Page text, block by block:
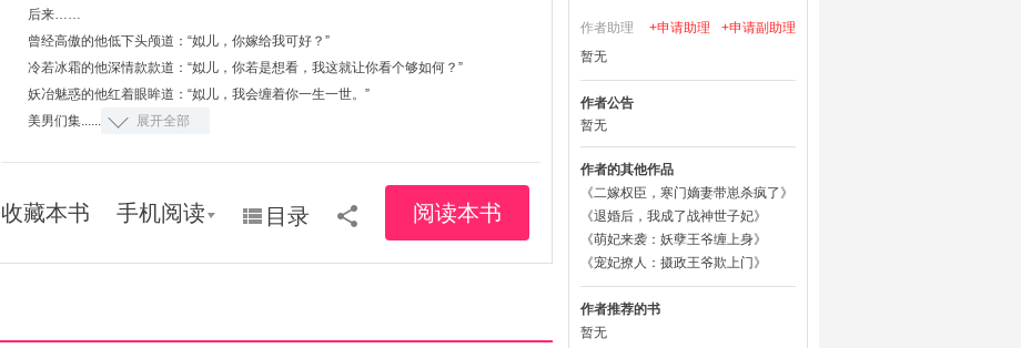
后来……
曾经高傲的他低下头颅道：“姒儿，你嫁给我可好？”
冷若冰霜的他深情款款道：“姒儿，你若是想看，我这就让你看个够如何？”
妖冶魅惑的他红着眼眸道：“姒儿，我会缠着你一生一世。”
美男们集......
展开全部
收藏本书 手机阅读 目录 阅读本书
作者助理 +申请副助理
+申请助理
暂无
作者公告
暂无
作者的其他作品
《二嫁权臣，寒门嫡妻带崽杀疯了》
《退婚后，我成了战神世子妃》
《萌妃来袭：妖孽王爷缠上身》
《宠妃撩人：摄政王爷欺上门》
作者推荐的书
暂无